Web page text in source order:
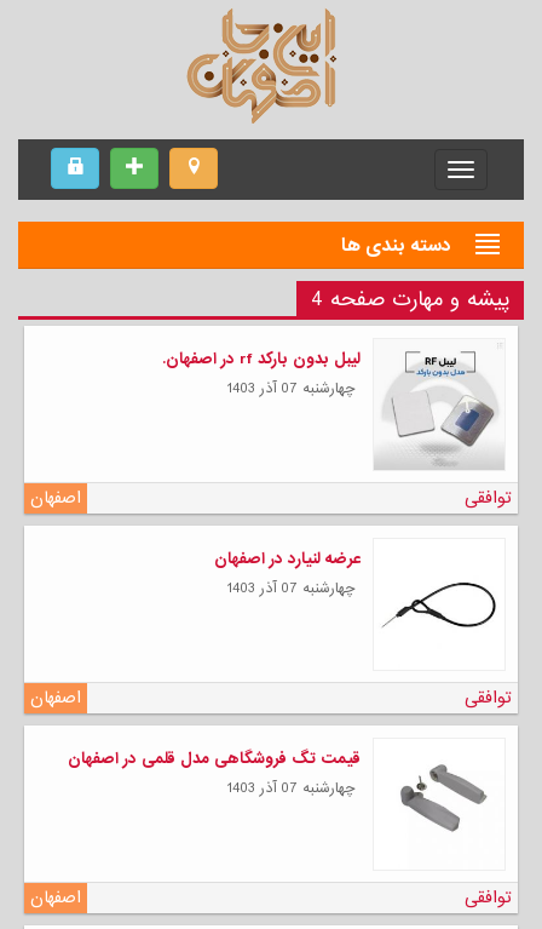
Menu
دسته بندی ها
پیشه و مهارت صفحه 4
لیبل بدون بارکد rf در اصفهان.
چهارشنبه 07 آذر 1403
اصفهان توافقی
عرضه لنیارد در اصفهان
چهارشنبه 07 آذر 1403
اصفهان توافقی
قیمت تگ فروشگاهی مدل قلمی در اصفهان
چهارشنبه 07 آذر 1403
اصفهان توافقی